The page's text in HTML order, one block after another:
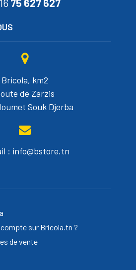
75 627 627
Bricola, km2
de Zarzis
Souk Djerba
: info@bstore.tn
sur Bricola.tn ?
de vente